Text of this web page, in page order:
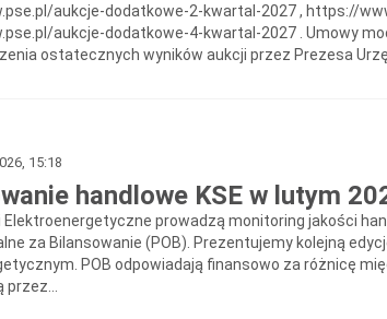
aukcje-dodatkowe-2-kwartal-2027 , https://
aukcje-dodatkowe-4-kwartal-2027 . Umowy
ostatecznych wyników aukcji przez Prezesa
15:18
handlowe KSE w lutym
Elektroenergetyczne prowadzą monitoring jakości
za Bilansowanie (POB). Prezentujemy kolejną
POB odpowiadają finansowo za różnicę